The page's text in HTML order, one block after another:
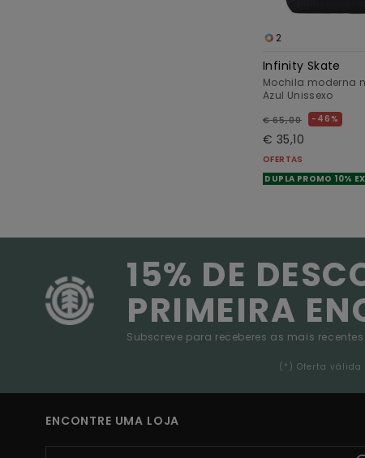
2
Infinity Skate
Mochila moderna
Azul Unissexo
€ 65,00 46%
€ 35,10
OFERTAS
DUPLA PROMO 10%
15% DE
PRIMEIRA
Subscreve para receberes as mais
(*) Oferta válida
ENCONTRE UMA LOJA